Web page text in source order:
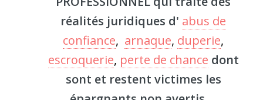
réalités juridiques d' abus de
confiance, arnaque, duperie,
escroquerie, perte de chance dont
sont et restent victimes les